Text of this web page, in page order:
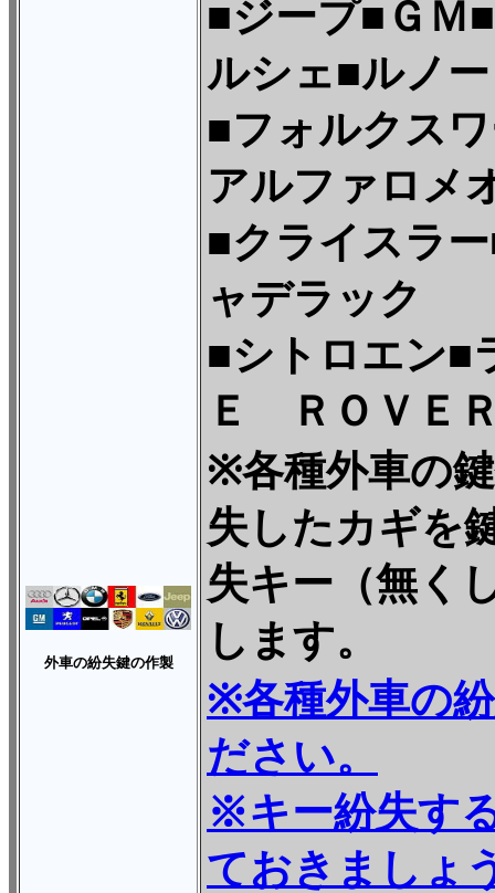
外車の紛失鍵の作製
■ジープ■ＧＭ
ルシェ■ルノー
■フォルクス
アルファロメ
■クライスラ
ャデラック
■シトロエン■
Ｅ ＲＯＶＥ
※各種外車の
失したカギを
失キー（無く
します。
※各種外車の
ださい。
※キー紛失す
ておきましょ